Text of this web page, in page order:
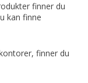
finner du
kan finne
finner du